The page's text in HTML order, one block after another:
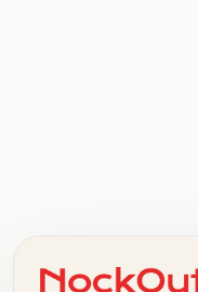
+   .   .   .   .